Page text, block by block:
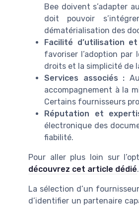
Bee doivent s’adapter
doit pouvoir
dématérialisation des
Facilité d’utilisation
favoriser l’adoption par
droits et la simplicité de
Services associés :
accompagnement à la
Certains fournisseurs
Réputation et
électronique des
fiabilité.
Pour aller plus loin sur
découvrez cet article dédié.
La sélection d’un
d’identifier un partenaire